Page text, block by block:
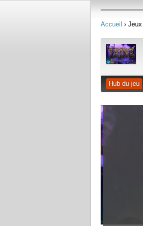
Accueil › Jeux
Hub du jeu